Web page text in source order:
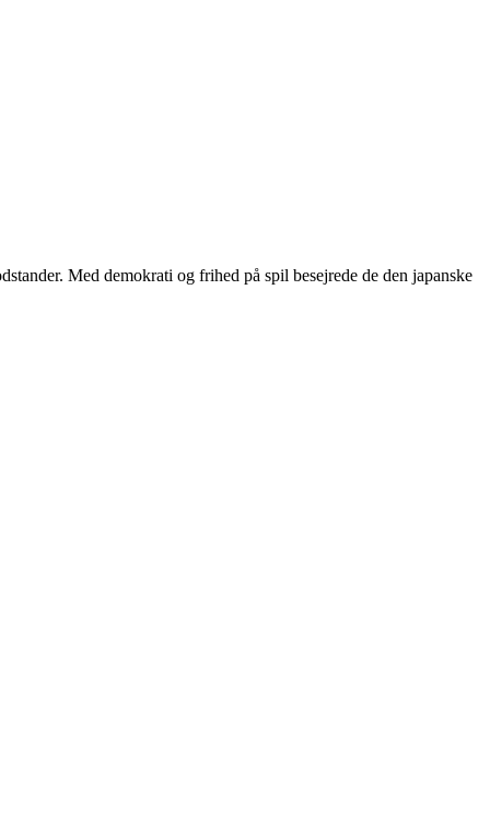
Med demokrati og frihed på spil besejrede de den japanske